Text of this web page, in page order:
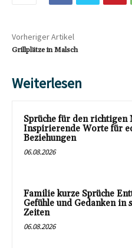
Vorheriger Artikel
Grillplätze in Malsch
Weiterlesen
Sprüche für den richtigen
Inspirierende Worte für
Beziehungen
06.08.2026
Familie kurze Sprüche
Gefühle und Gedanken in
Zeiten
06.08.2026